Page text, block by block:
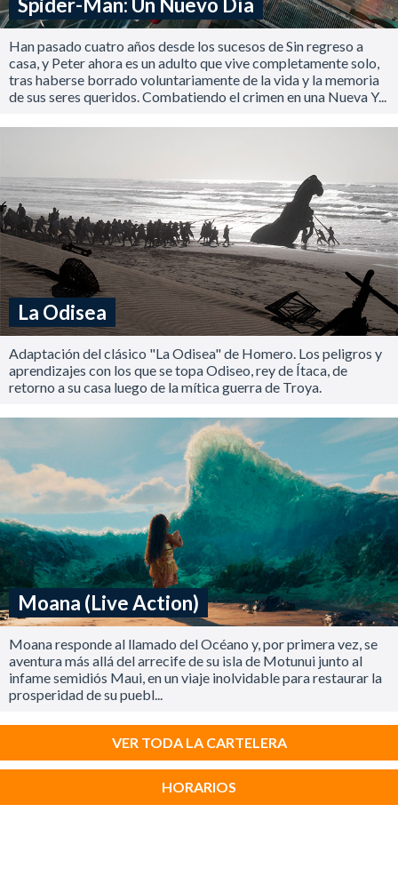
Han pasado cuatro años desde los sucesos de Sin regreso a
casa, y Peter ahora es un adulto que vive completamente solo,
tras haberse borrado voluntariamente de la vida y la memoria
de sus seres queridos. Combatiendo el crimen en una Nueva Y...
La Odisea
Adaptación del clásico "La Odisea" de Homero. Los peligros y
aprendizajes con los que se topa Odiseo, rey de Ítaca, de
retorno a su casa luego de la mítica guerra de Troya.
Moana (Live Action)
Moana responde al llamado del Océano y, por primera vez, se
aventura más allá del arrecife de su isla de Motunui junto al
infame semidiós Maui, en un viaje inolvidable para restaurar la
prosperidad de su puebl...
VER TODA LA CARTELERA
HORARIOS